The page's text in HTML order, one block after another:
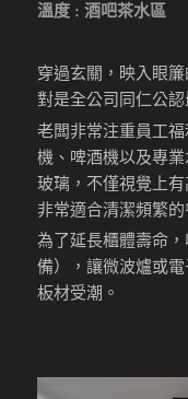
溫度 : 酒吧茶水區
穿過玄關，映入眼
對是全公司同仁公認
老闆非常注重員工
機、啤酒機以及專
玻璃，不僅視覺上
非常適合清潔頻繁的
為了延長櫃體壽命
備），讓微波爐或
板材受潮。